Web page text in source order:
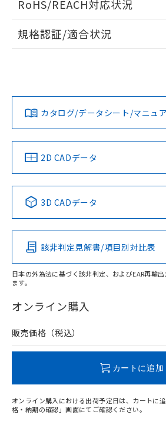
ドすることができます。
ログイン/会員登
ダウンロードデータをご利用いただく
みください。
ソフトウェアの使用条件
RoHS/REACH対応状況
EU RoHS 注意事項・凡例
対応済み
中国 RoHS 注意事項・凡例
Pb Hg
O
在庫等で未対応品が混在する可能性が
問い合わせください。
規格認証/適合状況
LR型式承認
（イギリス
船舶規格）
DNV型式承認
（ノルウェー
No No
この製品の規格
その他の認証はこちらのペー
カタログ/データシート/マニュ
2D CADデータ
3D CADデータ
該非判定見解書/項目別対比表
日本の外為法に基づく該非判定、およびEAR再輸
ます。
オンライン購入
販売価格（税込）
カートに追加
オンライン購入における出荷予定日は、カートに
格・納期の確認」画面にてご確認ください。
既に当社にて対応品への在庫
り、2022年1月12日より割愛し
す。